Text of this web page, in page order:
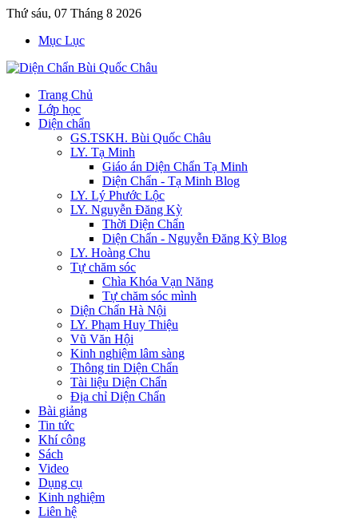
Thứ sáu, 07 Tháng 8 2026
Mục Lục
Trang Chủ
Lớp học
Diện chẩn
GS.TSKH. Bùi Quốc Châu
LY. Tạ Minh
Giáo án Diện Chẩn Tạ Minh
Diện Chẩn - Tạ Minh Blog
LY. Lý Phước Lộc
LY. Nguyễn Đăng Kỳ
Thời Diện Chẩn
Diện Chẩn - Nguyễn Đăng Kỳ Blog
LY. Hoàng Chu
Tự chăm sóc
Chìa Khóa Vạn Năng
Tự chăm sóc mình
Diện Chẩn Hà Nội
LY. Phạm Huy Thiệu
Vũ Văn Hội
Kinh nghiệm lâm sàng
Thông tin Diện Chẩn
Tài liệu Diện Chẩn
Địa chỉ Diện Chẩn
Bài giảng
Tin tức
Khí công
Sách
Video
Dụng cụ
Kinh nghiệm
Liên hệ